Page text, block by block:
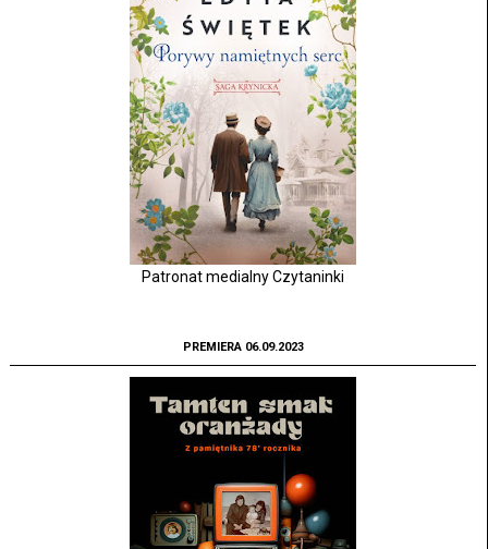
Patronat medialny Czytaninki
PREMIERA 06.09.2023